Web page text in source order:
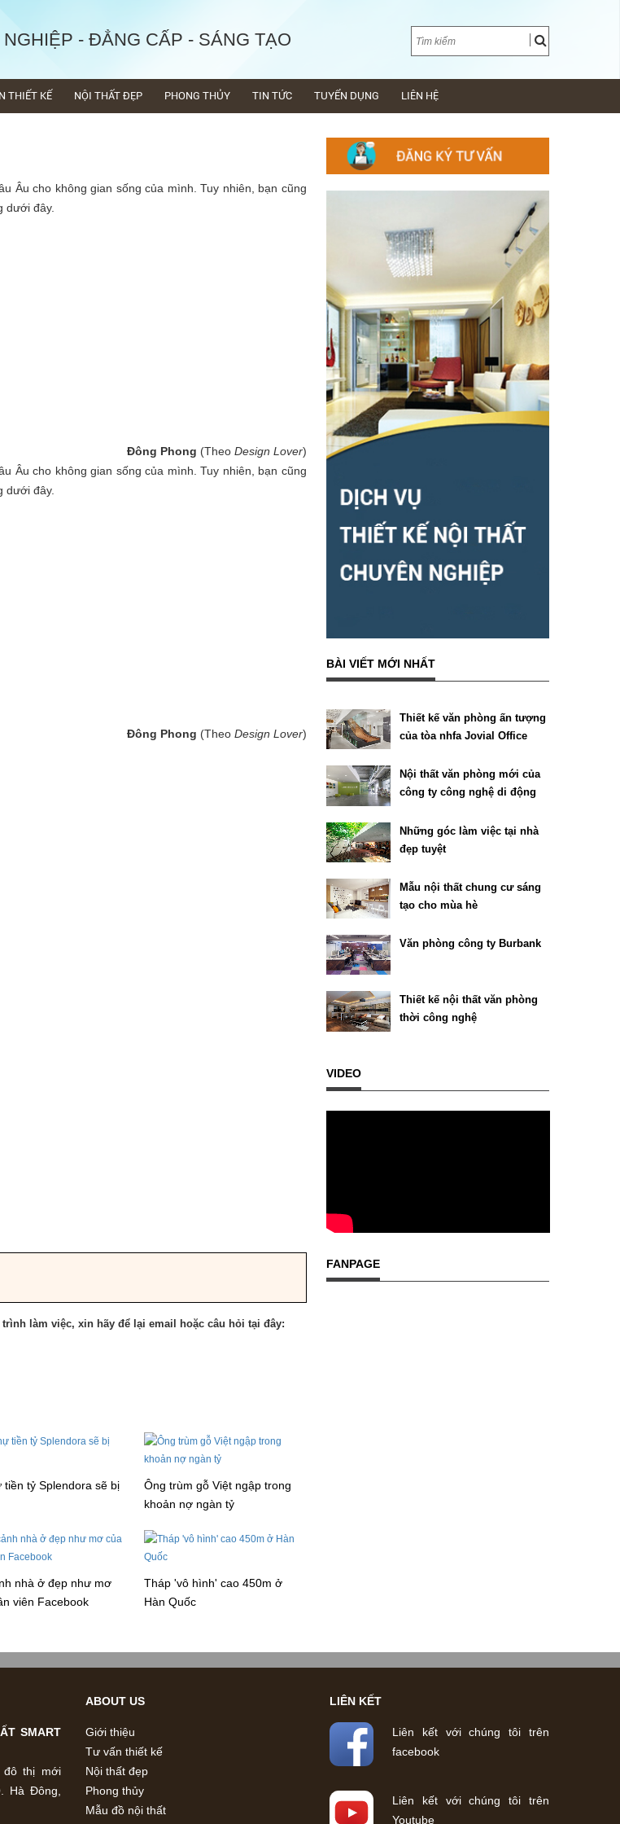
- ĐẲNG CẤP - SÁNG TẠO
THIẾT KẾ NỘI THẤT ĐẸP PHONG THỦY TIN TỨC TUYỂN DỤNG LIÊN HỆ
Âu cho không gian sống của mình. Tuy nhiên, bạn cũng
dưới đây.
Đông Phong (Theo Design Lover)
Âu cho không gian sống của mình. Tuy nhiên, bạn cũng
dưới đây.
Đông Phong (Theo Design Lover)
làm việc, xin hãy để lại email hoặc câu hỏi tại đây:
tiền tỷ Splendora sẽ bị
Ông trùm gỗ Việt ngập trong
khoản nợ ngàn tỷ
nhà ở đẹp như mơ
viên Facebook
Tháp 'vô hình' cao 450m ở
Hàn Quốc
BÀI VIẾT MỚI NHẤT
Thiết kế văn phòng ấn tượng
của tòa nhfa Jovial Office
Nội thất văn phòng mới của
công ty công nghệ di động
Những góc làm việc tại nhà
đẹp tuyệt
Mẫu nội thất chung cư sáng
tạo cho mùa hè
Văn phòng công ty Burbank
Thiết kế nội thất văn phòng
thời công nghệ
VIDEO
FANPAGE
SMART
đô thị mới
Hà Đông,
ABOUT US
Giới thiệu
Tư vấn thiết kế
Nội thất đẹp
Phong thủy
Mẫu đồ nội thất
LIÊN KẾT
Liên kết với chúng tôi trên
facebook
Liên kết với chúng tôi trên
Youtube